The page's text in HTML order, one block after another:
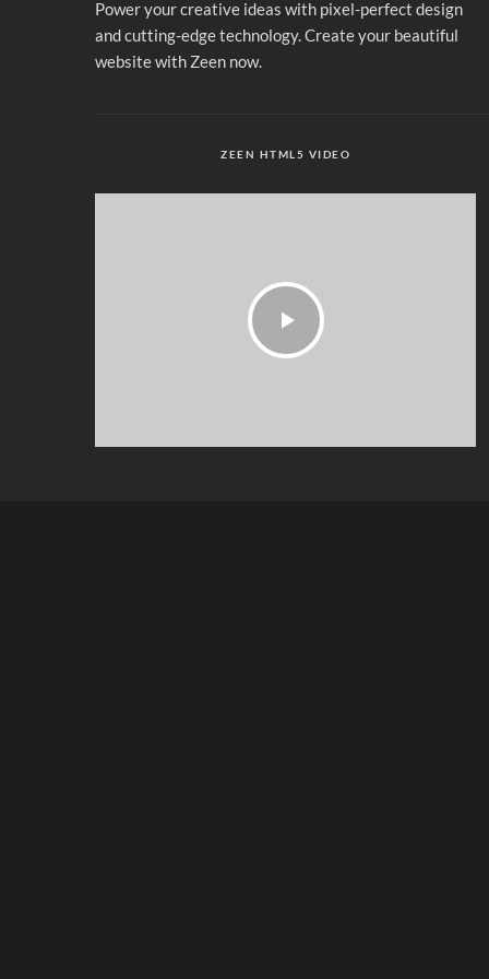
Power your creative ideas with pixel-perfect design
and cutting-edge technology. Create your beautiful
website with Zeen now.
ZEEN HTML5 VIDEO